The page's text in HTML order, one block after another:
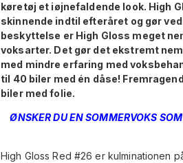
køretøj et iøjnefaldende look. High
skinnende indtil efteråret og gør
beskyttelse er High Gloss meget
voksarter. Det gør det ekstremt
med mindre erfaring med
til 40 biler med én dåse!
biler med folie.
ØNSKER DU EN SOMMERVOKS
High Gloss Red #26 er kulminationen